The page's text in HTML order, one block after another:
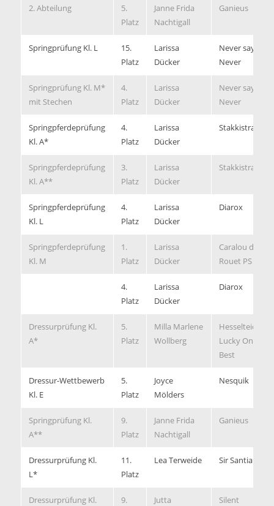
2. Abteilung
5.
Platz
Janne Frida
Nachtigall
Ganieus
Springprüfung Kl. L
15.
Platz
Larissa
Dücker
Never say
Never
Springprüfung Kl. M*
mit Stechen
4.
Platz
Larissa
Dücker
Never say
Never
Springpferdeprüfung
Kl. A*
4.
Platz
Larissa
Dücker
Stakkistrano
Springpferdeprüfung
Kl. A**
3.
Platz
Larissa
Dücker
Stakkistrano
Springpferdeprüfung
Kl. L
4.
Platz
Larissa
Dücker
Diarox
Springpferdeprüfung
Kl. M
1.
Platz
Larissa
Dücker
Caralou du
Rouet PS
4.
Platz
Larissa
Dücker
Diarox
Dressurprüfung Kl.
A*
5.
Platz
Milla Marlene
Wollberg
Hesselteichs
Lucky Ones
Best
Dressur-Wettbewerb
Kl. E
5.
Platz
Joyce
Mölders
Nesquik
Springprüfung Kl.
A**
9.
Platz
Janne Frida
Nachtigall
Ganieus
Dressurprüfung Kl.
L*
11.
Platz
Lea Terweide Sir Santiano
Dressurprüfung Kl.
9.
Jutta
Silent